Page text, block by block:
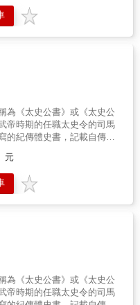
父子，正是以個人之力寫出
臺大歷史系
們細讀《史記》，一探《史
、煞費苦心，減一字不
元「史界太祖，端推司馬
《史記》不僅開創中國紀傳
創中國傳記文學的先河。紀
心記述歷史，《史記》以後
多沿用這樣的體例。本書
十三篇經典名篇，用通俗易
》譯為白話文，展現司馬遷
力。◎ 中國兩千五百年的歷
個人，留在了這本書中！
一百三十篇，分為十二本
歷史人物，不僅表現司馬遷
，而且透過那些人物的活
闊的社會生活畫面。《史
的愛憎之情，這是其他以求
的。◎ 《史記》——「史家
離騷》。」《史記》具有彌
，它涵蓋歷代政治、經濟、
、外交等方面的情況，為後
史料。兩千多年以來，《史
學習的典範，也成為文學家
為《太史公書》或《太史公
帝時期的任職太史令的司馬
的紀傳體史書，記載自傳說
《漢書》、《後漢書》、
前四史」。全書包括本紀12
傳70卷、表10卷、書8卷，共
抄本；存世最古的完整史記
研究院歷史語言研究所的北
記集解》（其中有十五卷為
本藏南宋版黃善夫刻《史記
馬遷以其「究天人之際，通
之言」（《報任少卿書》）
學和文學的發展皆產生了深
元
為《太史公書》或《太史公
帝時期的任職太史令的司馬